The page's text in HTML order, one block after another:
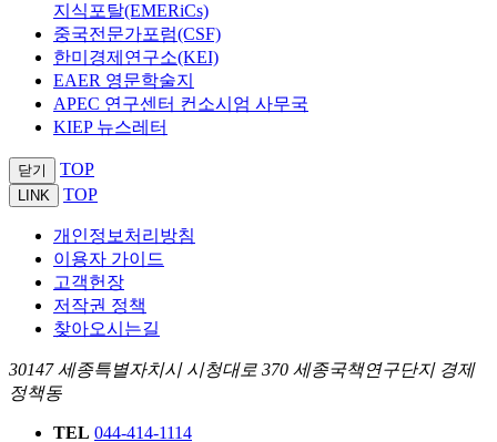
지식포탈(EMERiCs)
중국전문가포럼(CSF)
한미경제연구소(KEI)
EAER 영문학술지
APEC 연구센터 컨소시엄 사무국
KIEP 뉴스레터
닫기 TOP
LINK TOP
개인정보처리방침
이용자 가이드
고객헌장
저작권 정책
찾아오시는길
30147 세종특별자치시 시청대로 370 세종국책연구단지 경제
정책동
TEL 044-414-1114